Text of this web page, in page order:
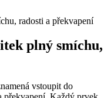
plný smíchu,
vstoupit do